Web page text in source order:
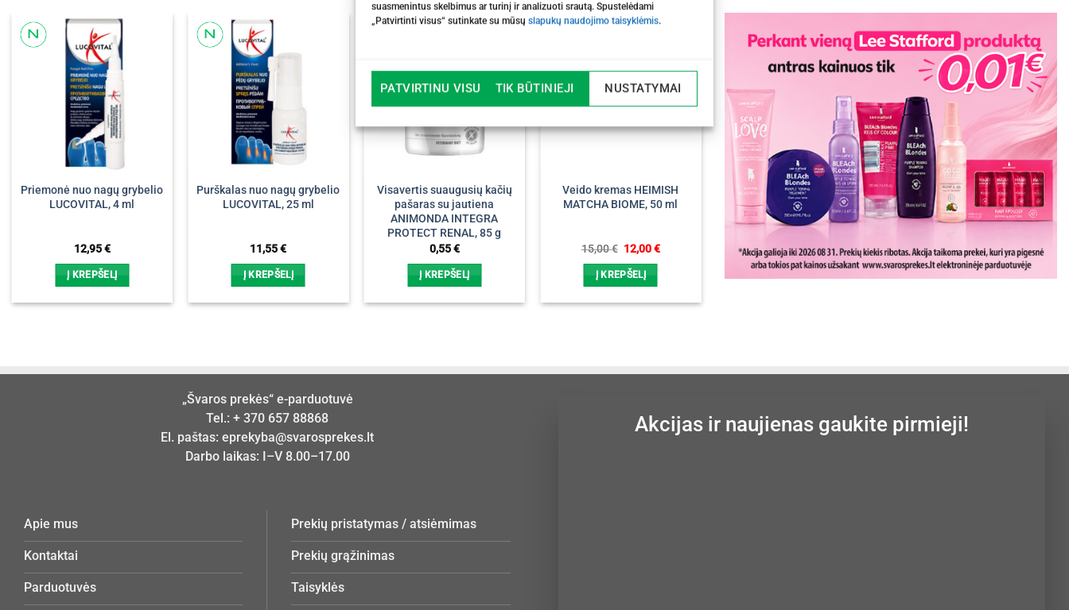
suasmenintus skelbimus ar turinį ir analizuoti srautą. Spustelėdami
„Patvirtinti visus“ sutinkate su mūsų slapukų naudojimo taisyklėmis.
PATVIRTINU VISUS TIK BŪTINIEJI NUSTATYMAI
Priemonė nuo nagų grybelio
LUCOVITAL, 4 ml
12,95€
Į KREPŠELĮ
Purškalas nuo nagų grybelio
LUCOVITAL, 25 ml
11,55€
Į KREPŠELĮ
Visavertis suaugusių kačių
pašaras su jautiena
ANIMONDA INTEGRA
PROTECT RENAL, 85 g
0,55€
Į KREPŠELĮ
Veido kremas HEIMISH
MATCHA BIOME, 50 ml
15,00€ Original
was:
15,00 €.
12,00€Current
Į KREPŠELĮ
„Švaros prekės“ e-parduotuvė
Tel.: + 370 657 88868
El. paštas: eprekyba@svarosprekes.lt
Darbo laikas: I–V 8.00–17.00
Apie mus
Kontaktai
Parduotuvės
Prekių pristatymas / atsiėmimas
Prekių grąžinimas
Taisyklės
Akcijas ir naujienas gaukite pirmieji!